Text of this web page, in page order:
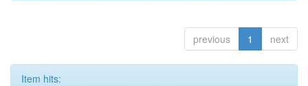
previous 1 next
Item hits: